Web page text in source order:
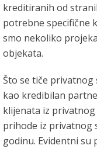
kreditiranih od
potrebne specifične
smo nekoliko
objekata.
Što se tiče
kao kredibilan
klijenata iz
prihode iz privatnog
godinu. Evidentni